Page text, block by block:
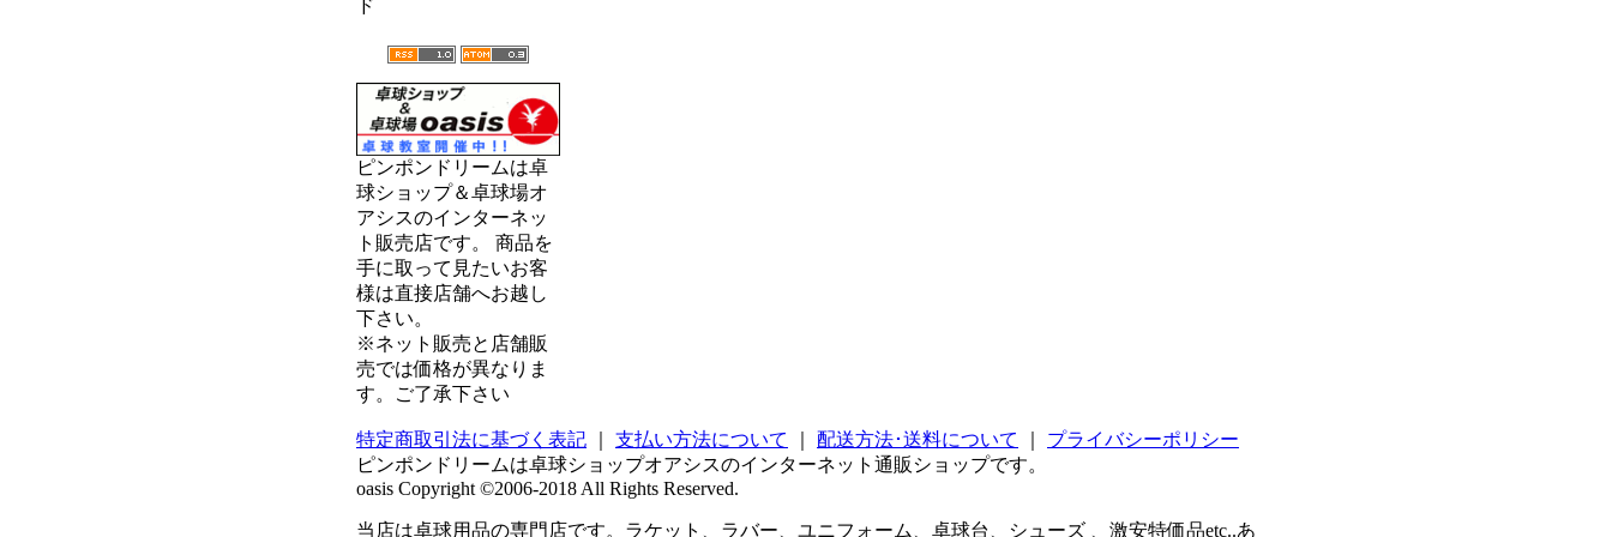
ド
ピンポンドリームは卓
球ショップ＆卓球場オ
アシスのインターネッ
ト販売店です。 商品を
手に取って見たいお客
様は直接店舗へお越し
下さい。
※ネット販売と店舗販
売では価格が異なりま
す。ご了承下さい
特定商取引法に基づく表記 支払い方法について 配送方法･送料について
プライバシーポリシー
ピンポンドリームは卓球ショップオアシスのインターネット通販ショップです。
oasis Copyright ©2006-2018 All Rights Reserved.
当店は卓球用品の専門店です。ラケット、ラバー、ユニフォーム、卓球台、シューズ 、激安特価品etc..あ